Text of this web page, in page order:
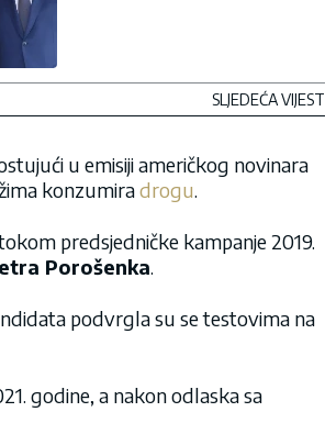
SLJEDEĆA VIJEST
u emisiji američkog novinara
konzumiradrogu.
predsjedničke kampanje 2019.
Porošenka.
podvrgla su se testovima na
godine, a nakon odlaska sa